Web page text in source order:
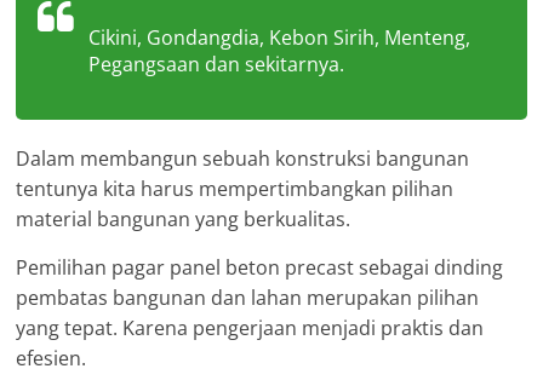
Cikini, Gondangdia, Kebon Sirih, Menteng,
Pegangsaan dan sekitarnya.
Dalam membangun sebuah konstruksi bangunan
tentunya kita harus mempertimbangkan pilihan
material bangunan yang berkualitas.
Pemilihan pagar panel beton precast sebagai dinding
pembatas bangunan dan lahan merupakan pilihan
yang tepat. Karena pengerjaan menjadi praktis dan
efesien.